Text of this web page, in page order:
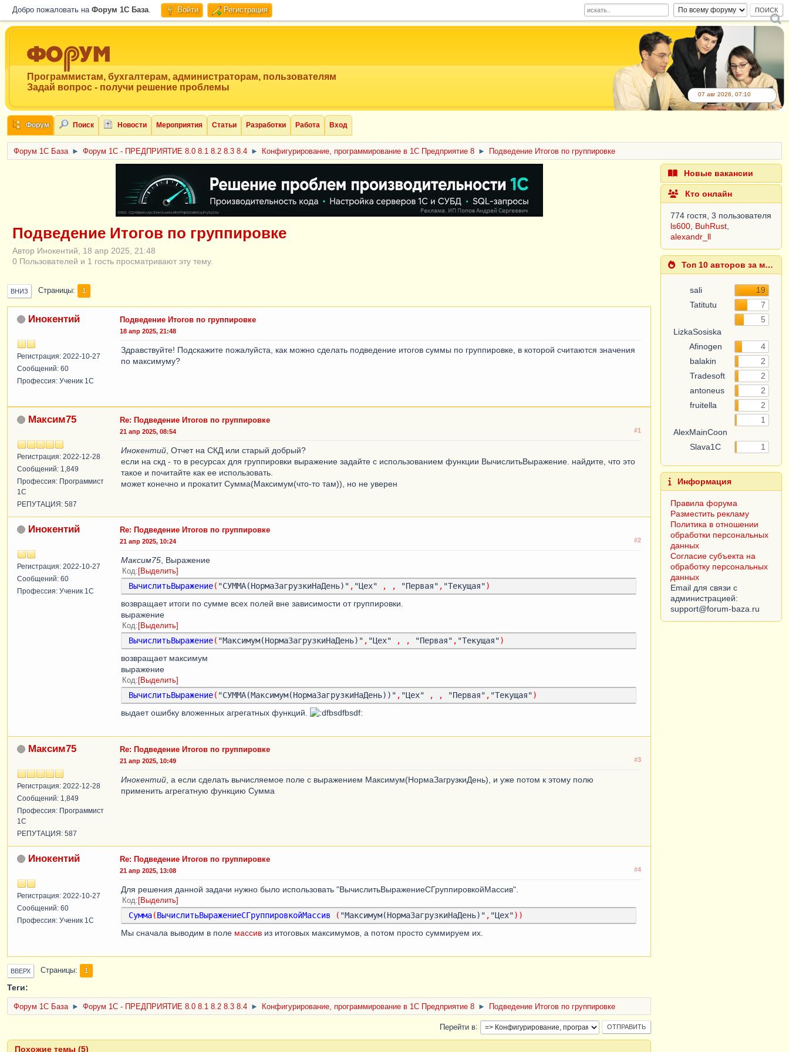
Добро пожаловать на Форум 1C База. Войти Регистрация
Программистам, бухгалтерам, администраторам, пользователям
Задай вопрос - получи решение проблемы
07 авг 2026, 07:10
Форум Поиск Новости Мероприятия Статьи Разработки Работа Вход
Форум 1C База ► Форум 1С - ПРЕДПРИЯТИЕ 8.0 8.1 8.2 8.3 8.4 ► Конфигурирование, программирование в 1С Предприятие 8 ► Подведение Итогов по группировке
ERID: CQH36pWzJqVJD4xVLsnhcU4hVPNjkBZe8KKxjJiYySyZAz
Подведение Итогов по группировке
Автор Инокентий, 18 апр 2025, 21:48
0 Пользователей и 1 гость просматривают эту тему.
ВНИЗ Страницы 1
Инокентий
Регистрация: 2022-10-27
Сообщений: 60
Профессия: Ученик 1С
Подведение Итогов по группировке
18 апр 2025, 21:48
Здравствуйте! Подскажите пожалуйста, как можно сделать подведение итогов суммы по группировке, в которой считаются значения
по максимуму?
Максим75
Регистрация: 2022-12-28
Сообщений: 1,849
Профессия: Программист
1С
РЕПУТАЦИЯ: 587
Re: Подведение Итогов по группировке
#1
21 апр 2025, 08:54
Инокентий , Отчет на СКД или старый добрый?
если на скд - то в ресурсах для группировки выражение задайте с использованием функции ВычислитьВыражение. найдите, что это
такое и почитайте как ее использовать.
может конечно и прокатит Сумма(Максимум(что-то там)), но не уверен
Инокентий
Регистрация: 2022-10-27
Сообщений: 60
Профессия: Ученик 1С
Re: Подведение Итогов по группировке
#2
21 апр 2025, 10:24
Максим75 , Выражение
Код Выделить
ВычислитьВыражение( "СУММА(НормаЗагрузкиНаДень)" , "Цех" , , "Первая" , "Текущая")
возвращает итоги по сумме всех полей вне зависимости от группировки.
выражение
Код Выделить
ВычислитьВыражение( "Максимум(НормаЗагрузкиНаДень)" , "Цех" , , "Первая" , "Текущая")
возвращает максимум
выражение
Код Выделить
ВычислитьВыражение( "СУММА(Максимум(НормаЗагрузкиНаДень))" , "Цех" , , "Первая" , "Текущая")
выдает ошибку вложенных агрегатных функций.
Максим75
Регистрация: 2022-12-28
Сообщений: 1,849
Профессия: Программист
1С
РЕПУТАЦИЯ: 587
Re: Подведение Итогов по группировке
#3
21 апр 2025, 10:49
Инокентий , а если сделать вычисляемое поле с выражением Максимум(НормаЗагрузкиДень), и уже потом к этому полю
применить агрегатную функцию Сумма
Инокентий
Регистрация: 2022-10-27
Сообщений: 60
Профессия: Ученик 1С
Re: Подведение Итогов по группировке
#4
21 апр 2025, 13:08
Для решения данной задачи нужно было использовать "ВычислитьВыражениеСГруппировкойМассив".
Код Выделить
Сумма(ВычислитьВыражениеСГруппировкойМассив ( "Максимум(НормаЗагрузкиНаДень)" , "Цех"))
Мы сначала выводим в поле массив из итоговых максимумов, а потом просто суммируем их.
ВВЕРХ Страницы 1
Теги:
Форум 1C База ► Форум 1С - ПРЕДПРИЯТИЕ 8.0 8.1 8.2 8.3 8.4 ► Конфигурирование, программирование в 1С Предприятие 8 ► Подведение Итогов по группировке
Перейти в
Похожие темы (5)
Новые вакансии
Кто онлайн
774 гостя, 3 пользователя
ls600 BuhRust
alexandr_ll
Топ 10 авторов за месяц
19
Tatitutu
7
5
Afinogen
balakin
2
Tradesoft
2
antoneus
2
fruitella
2
AlexMainCoon
1
1
Правила форума
Разместить рекламу
Политика в отношении
обработки персональных
данных
Согласие субъекта на
обработку персональных
данных
Email для связи с
администрацией: